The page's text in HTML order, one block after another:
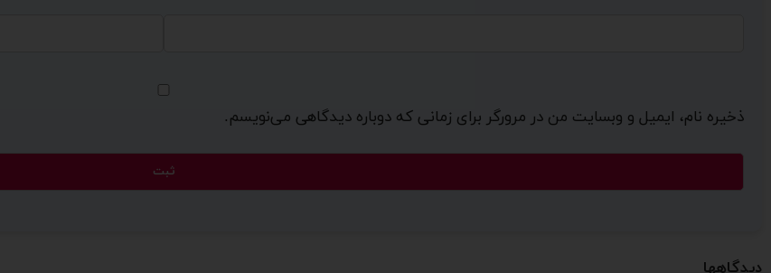
دیدگاهها
ذخیره نام، ایمیل و وبسایت من در مرورگر برای زمانی که دوباره دیدگاهی می‌نویسم.